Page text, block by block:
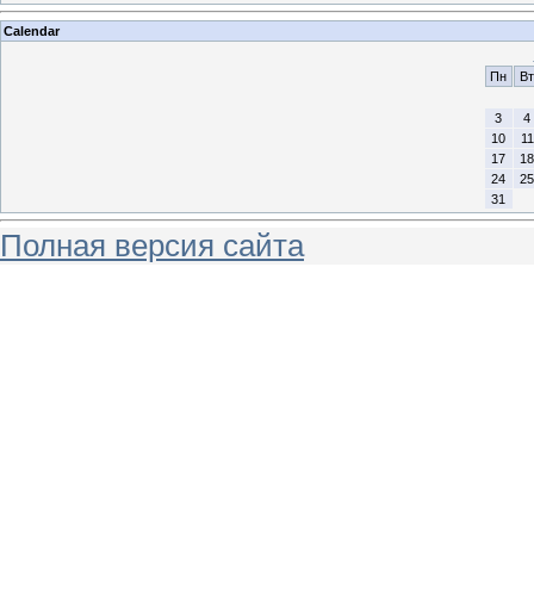
Calendar
Пн
Вт
3
4
10
11
17
18
24
25
31
Полная версия сайта